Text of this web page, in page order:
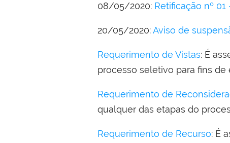
08/05/2020: Retificação nº
20/05/2020:Aviso de
Requerimento de Vistas: É
processo seletivo para fins
Requerimento de
qualquer das etapas do
Requerimento de Recurso: É